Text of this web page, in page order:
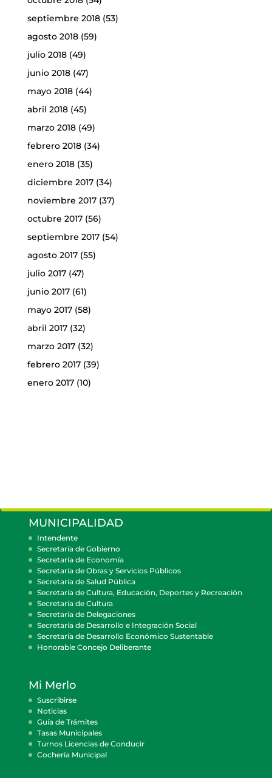
septiembre 2018(53)
agosto 2018(59)
julio 2018(49)
junio 2018(47)
mayo 2018(44)
abril 2018(45)
marzo 2018(49)
febrero 2018(34)
enero 2018(35)
diciembre 2017(34)
noviembre 2017(37)
octubre 2017(56)
septiembre 2017(54)
agosto 2017(55)
julio 2017(47)
junio 2017(61)
mayo 2017(58)
abril 2017(32)
marzo 2017(32)
febrero 2017(39)
enero 2017(10)
MUNICIPALIDAD
Intendente
Secretaría de Gobierno
Secretaría de Economía
Secretaría de Obras y Servicios Públicos
Secretaría de Salud Pública
Secretaría de Cultura, Educación, Deportes y Recreación
Secretaría de Cultura
Secretaría de Delegaciones
Secretaría de Desarrollo e Integración Social
Secretaría de Desarrollo Económico Sustentable
Honorable Concejo Deliberante
Mi Merlo
Suscribirse
Noticias
Guía de Trámites
Tasas Municipales
Turnos Licencias de Conducir
Cocheria Municipal